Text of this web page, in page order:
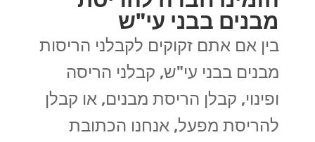
מבנים בבני עי"ש
בין אם אתם זקוקים לקבלני הריסות
מבנים בבני עי"ש, קבלני הריסה
ופינוי, קבלן הריסת מבנים, או קבלן
להריסת מפעל, אנחנו הכתובת